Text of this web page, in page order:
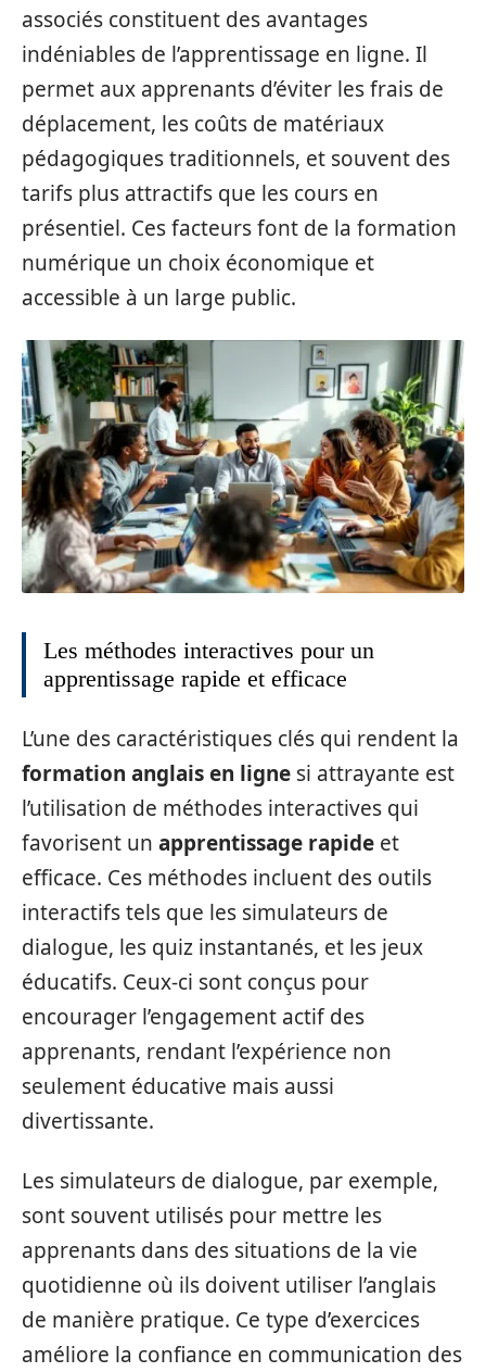
associés constituent des avantages
indéniables de l’apprentissage en ligne. Il
permet aux apprenants d’éviter les frais de
déplacement, les coûts de matériaux
pédagogiques traditionnels, et souvent des
tarifs plus attractifs que les cours en
présentiel. Ces facteurs font de la formation
numérique un choix économique et
accessible à un large public.
Les méthodes interactives pour un
apprentissage rapide et efficace
L’une des caractéristiques clés qui rendent la
formation anglais en ligne si attrayante est
l’utilisation de méthodes interactives qui
favorisent un apprentissage rapide et
efficace. Ces méthodes incluent des outils
interactifs tels que les simulateurs de
dialogue, les quiz instantanés, et les jeux
éducatifs. Ceux-ci sont conçus pour
encourager l’engagement actif des
apprenants, rendant l’expérience non
seulement éducative mais aussi
divertissante.
Les simulateurs de dialogue, par exemple,
sont souvent utilisés pour mettre les
apprenants dans des situations de la vie
quotidienne où ils doivent utiliser l’anglais
de manière pratique. Ce type d’exercices
améliore la confiance en communication des